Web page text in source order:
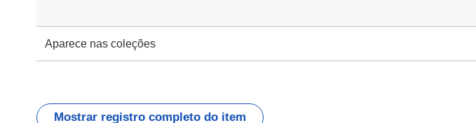
Aparece nas coleções
Mostrar registro completo do item